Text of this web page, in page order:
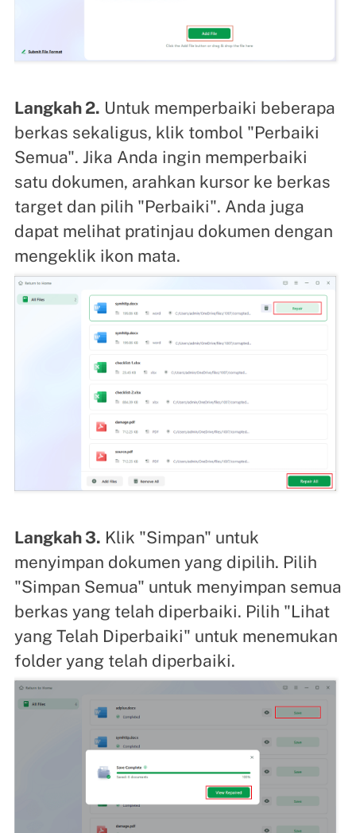
Langkah 2. Untuk memperbaiki beberapa
berkas sekaligus, klik tombol "Perbaiki
Semua". Jika Anda ingin memperbaiki
satu dokumen, arahkan kursor ke berkas
target dan pilih "Perbaiki". Anda juga
dapat melihat pratinjau dokumen dengan
mengeklik ikon mata.
Langkah 3. Klik "Simpan" untuk
menyimpan dokumen yang dipilih. Pilih
"Simpan Semua" untuk menyimpan semua
berkas yang telah diperbaiki. Pilih "Lihat
yang Telah Diperbaiki" untuk menemukan
folder yang telah diperbaiki.